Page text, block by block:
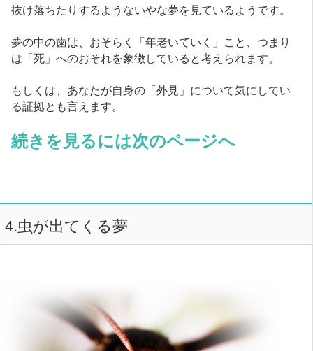
抜け落ちたりするようないやな夢を見ているようです。
夢の中の歯は、おそらく「年老いていく」こと、つまり
は「死」へのおそれを象徴していると考えられます。
もしくは、あなたが自身の「外見」について気にしてい
る証拠とも言えます。
続きを見るには次のページへ
4.虫が出てくる夢